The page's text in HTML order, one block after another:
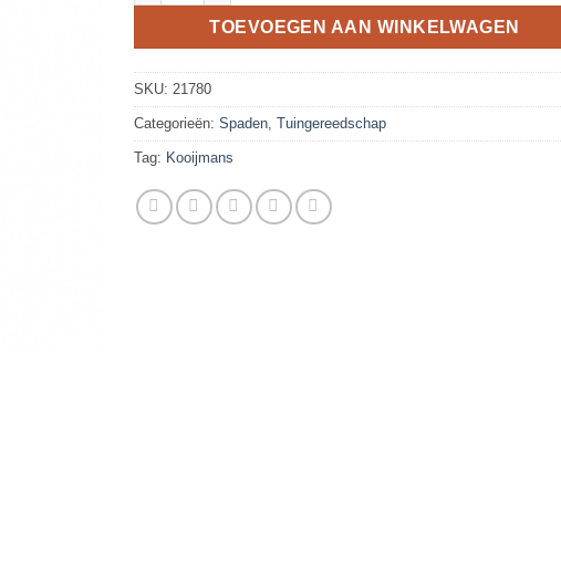
TOEVOEGEN AAN WINKELWAGEN
SKU: 21780
Categorieën: Spaden Tuingereedschap
Tag: Kooijmans